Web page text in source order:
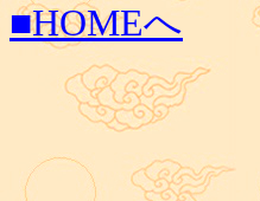
■HOMEへ